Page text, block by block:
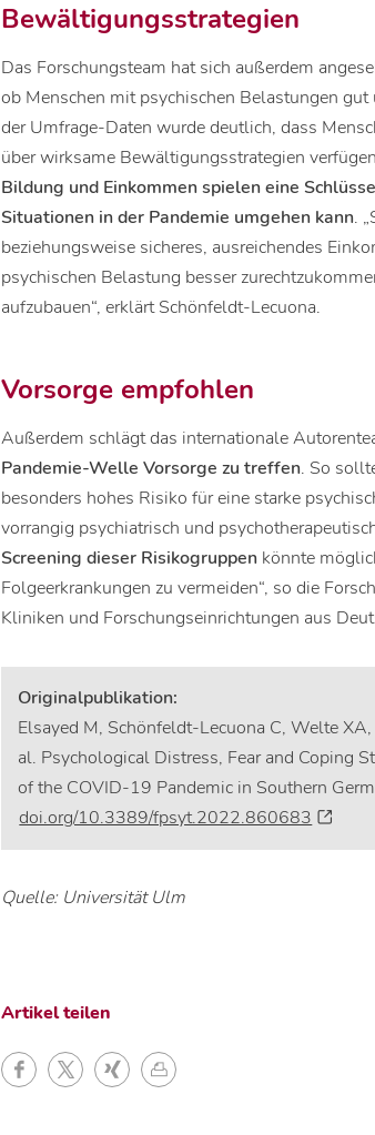
Bewältigungsstrategien
Das Forschungsteam hat sich außerdem
ob Menschen mit psychischen Belastungen
der Umfrage-Daten wurde deutlich, dass
über wirksame Bewältigungsstrategien
Bildung und Einkommen spielen eine
Situationen in der Pandemie umgehen kann.
beziehungsweise sicheres, ausreichendes
psychischen Belastung besser
aufzubauen“, erklärt Schönfeldt-Lecuona.
Vorsorge empfohlen
Außerdem schlägt das internationale
Pandemie-Welle Vorsorge zu treffen. So
besonders hohes Risiko für eine starke
vorrangig psychiatrisch und
Screening dieser Risikogruppen könnte
Folgeerkrankungen zu vermeiden“, so die
Kliniken und Forschungseinrichtungen aus
Originalpublikation:
Elsayed M, Schönfeldt-Lecuona C, Welte
al. Psychological Distress, Fear and Coping
of the COVID-19 Pandemic in Southern
doi.org/10.3389/fpsyt.2022.860683
Quelle: Universität Ulm
Artikel teilen